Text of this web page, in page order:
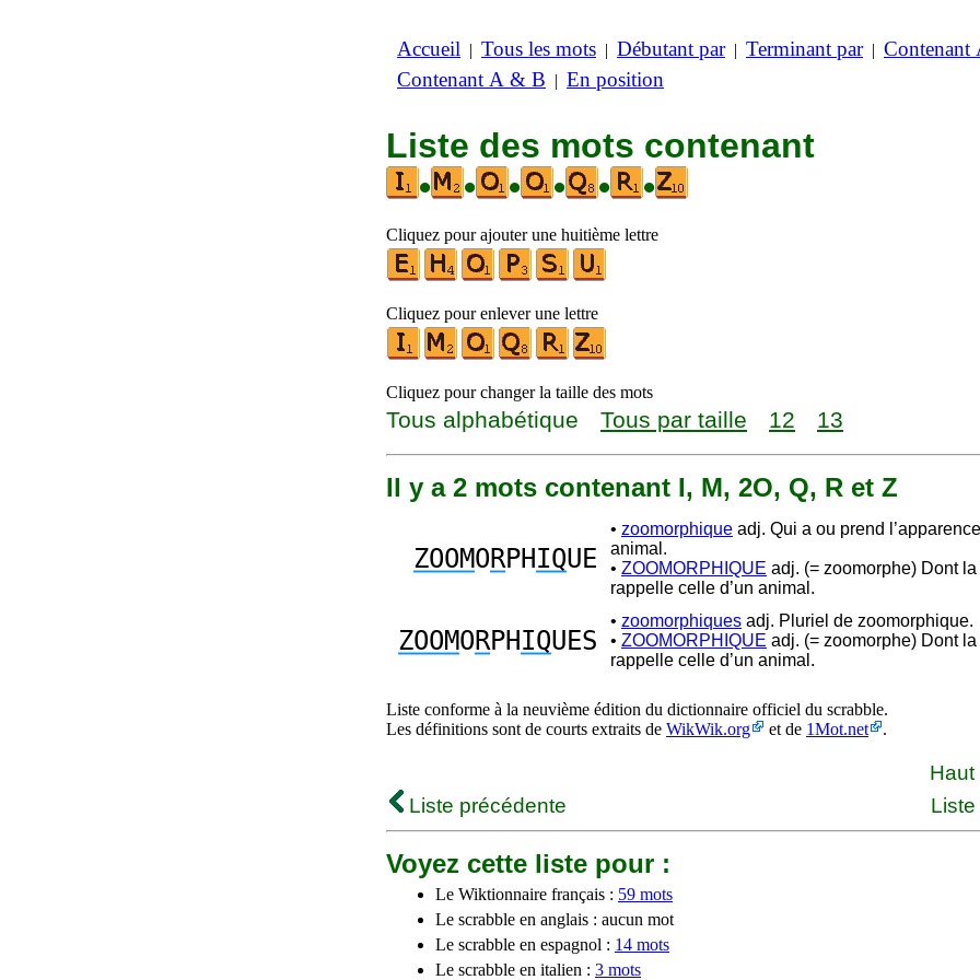
Accueil | Tous les mots | Débutant par| Terminant par| Contenant
Contenant A & B | En position
Liste des mots contenant
•
• • • • •
Cliquez pour ajouter une huitième lettre
Cliquez pour enlever une lettre
Cliquez pour changer la taille des mots
Tous alphabétique Tous par taille 12 13
Il y a 2 mots contenant I, M, 2O, Q, R et Z
ZOOMORPHIQUE
• zoomorphique adj. Qui a ou prend
animal.
• ZOOMORPHIQUE adj. (= zoomorphe) Dont la
rappelle celle d’un animal.
ZOOMORPHIQUES
• zoomorphiques adj. Pluriel de zoomorphique.
• ZOOMORPHIQUE adj. (= zoomorphe) Dont la
rappelle celle d’un animal.
Liste conforme à la neuvième édition du dictionnaire officiel du scrabble.
Les définitions sont de courts extraits de WikWik.org et de 1Mot.net .
Liste précédente
Voyez cette liste pour :
Le Wiktionnaire français : 59 mots
Le scrabble en anglais : aucun mot
Le scrabble en espagnol : 14 mots
Le scrabble en italien : 3 mots